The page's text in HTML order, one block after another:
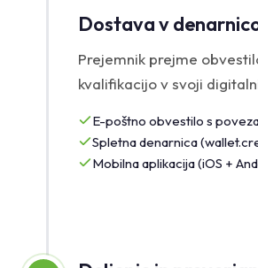
Dostava v
Prejemnik prejme
kvalifikacijo v svoji
E-poštno obvestilo s
Spletna denarnica
Mobilna aplikacija (iOS +